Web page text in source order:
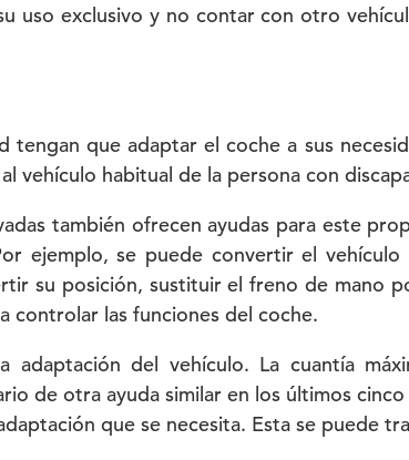
uso exclusivo y no contar con otro
tengan que adaptar el coche a sus
vehículo habitual de la persona con
también ofrecen ayudas para este
ejemplo, se puede convertir el
su posición, sustituir el freno de mano
controlar las funciones del coche.
adaptación del vehículo. La cuantía
de otra ayuda similar en los últimos
que se necesita. Esta se puede